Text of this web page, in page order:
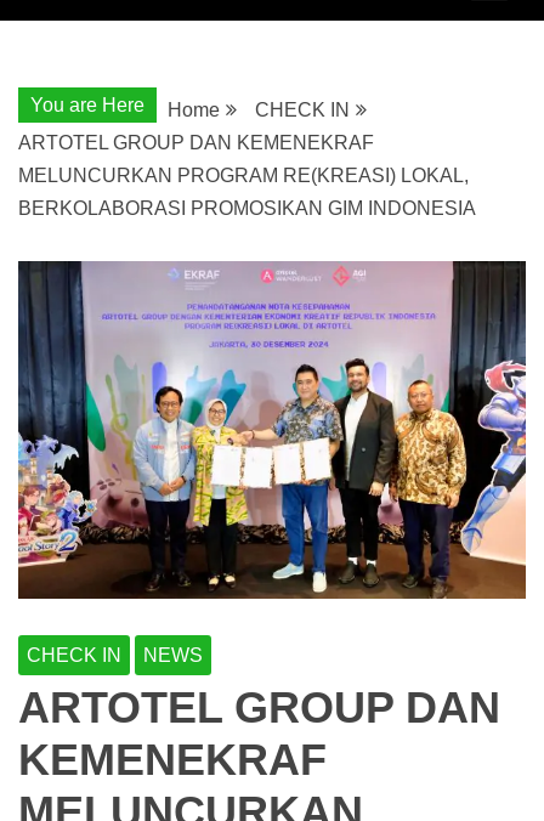
You are Here Home
CHECK IN
ARTOTEL GROUP DAN KEMENEKRAF
MELUNCURKAN PROGRAM RE(KREASI) LOKAL,
BERKOLABORASI PROMOSIKAN GIM INDONESIA
CHECK IN NEWS
ARTOTEL GROUP DAN
KEMENEKRAF